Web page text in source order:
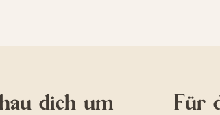
dich um Für